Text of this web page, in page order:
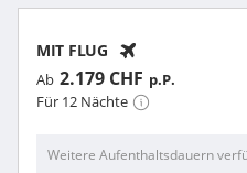
MIT FLUG
Ab 2.179 CHF p.P.
Für 12 Nächte
Weitere Aufenthaltsdauern